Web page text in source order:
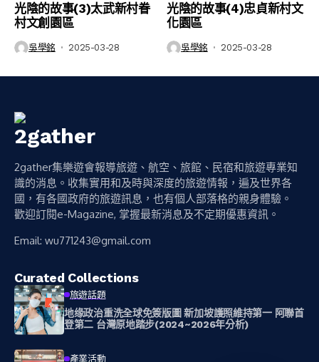
光陰的故事(3)太武新村眷
村文創園區
吳學銘 2025-03-28
光陰的故事(4)忠貞新村文
化園區
吳學銘 2025-03-28
2gather集樂遊會報導旅遊、航空、旅館、民宿和旅遊專業知
識的消息。收集實用和及時與深度的旅遊情報，遍及世界各
國，有各國政府的旅遊訊息，也有個人部落格的親身體驗。
歡迎訂閱e-Magazine, 掌握最新消息及不定期優惠資訊。
Email: wu771243@gmail.com
Curated Collections
旅遊話題
地缘政治重洗全球免簽版圖 新加坡護照維持第一 阿聯首
登第二 台灣原地踏步(2024~2026年分析)
產業活動